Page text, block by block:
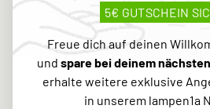
5€ GUTSCHEIN
Freue dich auf deinen
und spare bei deinem
erhalte weitere exklusive
in unserem lampen1a